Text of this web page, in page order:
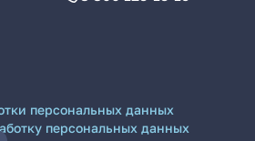
персональных данных
персональных данных